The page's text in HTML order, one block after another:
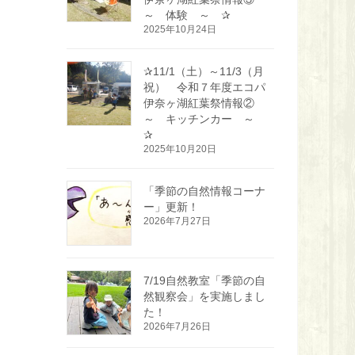
～ 体験 ～ ✰
2025年10月24日
✰11/1（土）～11/3（月
祝） 令和７年度エコパ
伊奈ヶ湖紅葉祭情報②
～ キッチンカー ～
✰
2025年10月20日
「季節の自然情報コーナ
ー」更新！
2026年7月27日
7/19自然教室「季節の自
然観察会」を実施しまし
た！
2026年7月26日